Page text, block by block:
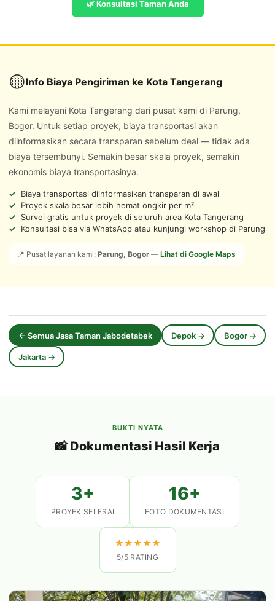
🌿 Konsultasi Taman Anda
🟡Info Biaya Pengiriman ke Kota Tangerang
Kami melayani Kota Tangerang dari pusat kami di Parung,
Bogor. Untuk setiap proyek, biaya transportasi akan
diinformasikan secara transparan sebelum deal — tidak ada
biaya tersembunyi. Semakin besar skala proyek, semakin
ekonomis biaya transportasinya.
Biaya transportasi diinformasikan transparan di awal
Proyek skala besar lebih hemat ongkir per m²
Survei gratis untuk proyek di seluruh area Kota Tangerang
Konsultasi bisa via WhatsApp atau kunjungi workshop di Parung
📍 Pusat layanan kami: Parung, Bogor — Lihat di Google Maps
← Semua Jasa Taman Jabodetabek Depok → Bogor →
Jakarta →
BUKTI NYATA
📸 Dokumentasi Hasil Kerja
3+
PROYEK SELESAI
16+
FOTO DOKUMENTASI
★★★★★
5/5 RATING